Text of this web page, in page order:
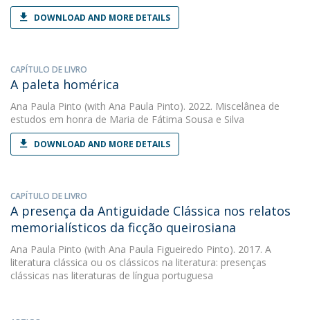
DOWNLOAD AND MORE DETAILS
CAPÍTULO DE LIVRO
A paleta homérica
Ana Paula Pinto (with Ana Paula Pinto). 2022. Miscelânea de
estudos em honra de Maria de Fátima Sousa e Silva
DOWNLOAD AND MORE DETAILS
CAPÍTULO DE LIVRO
A presença da Antiguidade Clássica nos relatos
memorialísticos da ficção queirosiana
Ana Paula Pinto (with Ana Paula Figueiredo Pinto). 2017. A
literatura clássica ou os clássicos na literatura: presenças
clássicas nas literaturas de língua portuguesa